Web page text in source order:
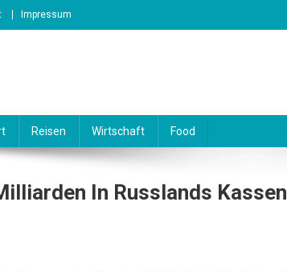
Impressum
Reisen Wirtschaft Food
In Russlands Kassen